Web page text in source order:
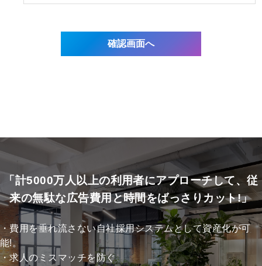
「計5000万人以上の利用者にアプローチして、従
来の無駄な広告費用と時間をばっさりカット!」
・費用を垂れ流さない自社採用システムとして資産化が可
能!。
・求人のミスマッチを防ぐ